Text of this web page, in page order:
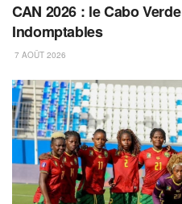
CAN 2026 : le Cabo
Indomptables
7 AOÛT 2026